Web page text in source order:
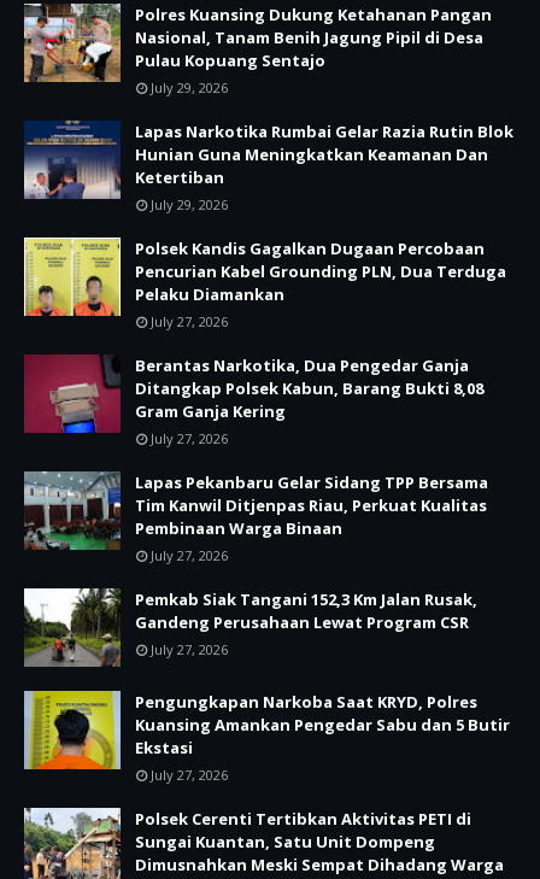
Polres Kuansing Dukung Ketahanan Pangan
Nasional, Tanam Benih Jagung Pipil di Desa
Pulau Kopuang Sentajo
July 29, 2026
Lapas Narkotika Rumbai Gelar Razia Rutin Blok
Hunian Guna Meningkatkan Keamanan Dan
Ketertiban
July 29, 2026
Polsek Kandis Gagalkan Dugaan Percobaan
Pencurian Kabel Grounding PLN, Dua Terduga
Pelaku Diamankan
July 27, 2026
Berantas Narkotika, Dua Pengedar Ganja
Ditangkap Polsek Kabun, Barang Bukti 8,08
Gram Ganja Kering
July 27, 2026
Lapas Pekanbaru Gelar Sidang TPP Bersama
Tim Kanwil Ditjenpas Riau, Perkuat Kualitas
Pembinaan Warga Binaan
July 27, 2026
Pemkab Siak Tangani 152,3 Km Jalan Rusak,
Gandeng Perusahaan Lewat Program CSR
July 27, 2026
Pengungkapan Narkoba Saat KRYD, Polres
Kuansing Amankan Pengedar Sabu dan 5 Butir
Ekstasi
July 27, 2026
Polsek Cerenti Tertibkan Aktivitas PETI di
Sungai Kuantan, Satu Unit Dompeng
Dimusnahkan Meski Sempat Dihadang Warga